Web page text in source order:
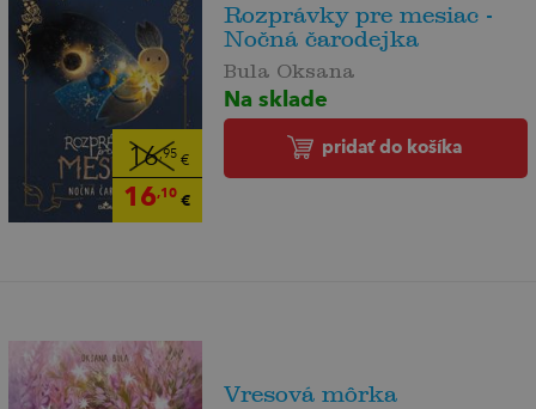
16,95€
16,10€
Rozprávky pre mesiac -
Nočná čarodejka
Bula Oksana
Na sklade
pridať do košíka
Vresová môrka